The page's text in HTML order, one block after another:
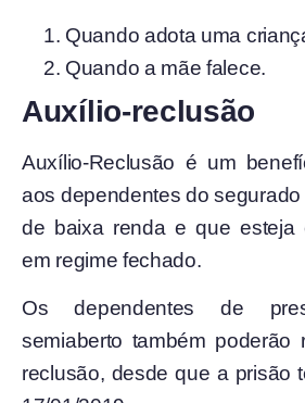
Quando adota uma
Quando a mãe falece.
Auxílio-reclusão
Auxílio-Reclusão é um
aos dependentes do
de baixa renda e que esteja
em regime fechado.
Os dependentes de
semiaberto também poderão
reclusão, desde que a prisão